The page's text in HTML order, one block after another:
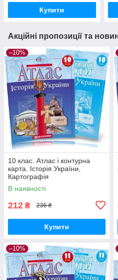
Купити
Акційні пропозиції та
–10%
10 клас. Атлас і контурна
карта. Історія України,
Картографія
В наявності
212 ₴ 236 ₴
Купити
–10%